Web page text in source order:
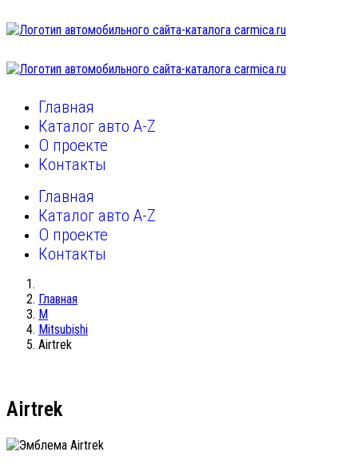
Главная
Каталог авто A-Z
О проекте
Контакты
Главная
Каталог авто A-Z
О проекте
Контакты
Главная
M
Mitsubishi
Airtrek
Airtrek